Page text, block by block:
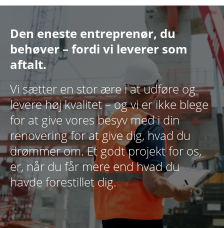
Den eneste entreprenør, du
behøver – fordi vi leverer som
aftalt.
Vi sætter en stor ære i at udføre og
levere høj kvalitet – og vi er ikke blege
for at give vores besyv med i din
renovering for at give dig, hvad du
drømmer om. Et godt projekt for os,
er, når du får mere end hvad du
havde forestillet dig.